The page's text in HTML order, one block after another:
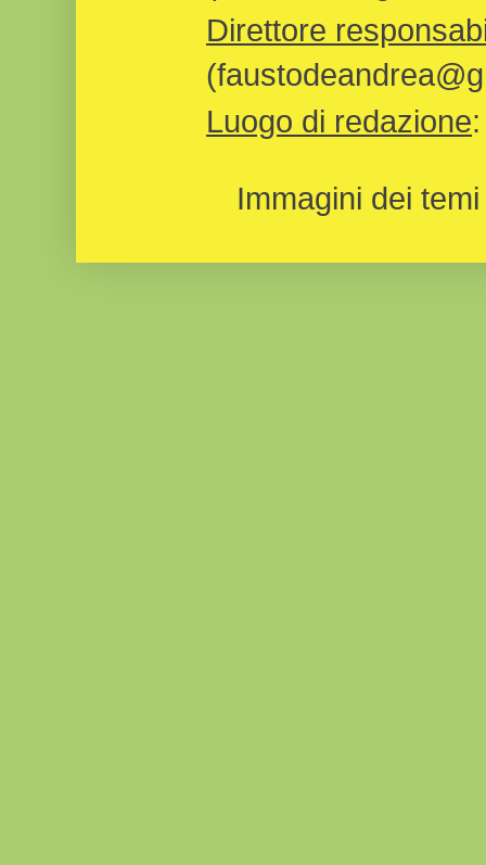
Direttore
Luogo di redazione
Immagini dei